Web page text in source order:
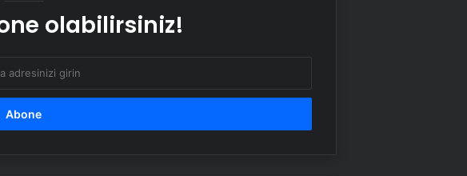
Nevşehir’de Kadın Balkonundan
olabilirsiniz!